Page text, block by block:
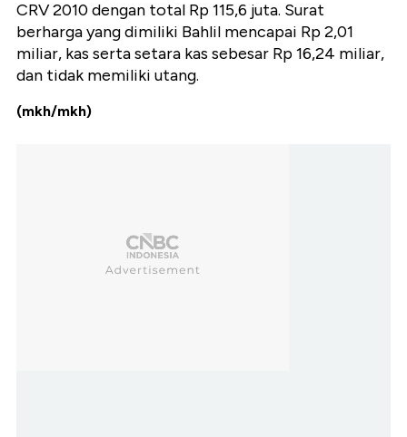
CRV 2010 dengan total Rp 115,6 juta. Surat
berharga yang dimiliki Bahlil mencapai Rp 2,01
miliar, kas serta setara kas sebesar Rp 16,24 miliar,
dan tidak memiliki utang.
(mkh/mkh)